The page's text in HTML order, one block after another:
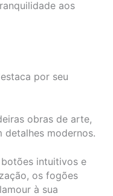
aos
por seu
obras de arte,
modernos.
intuitivos e
os fogões
à sua